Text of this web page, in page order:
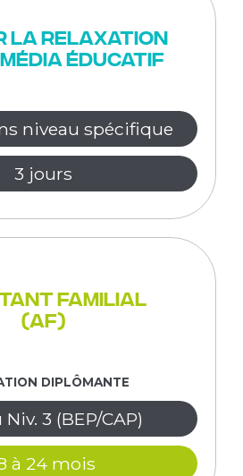
la relaxation
média éducatif
niveau spécifique
3 jours
Familial
(AF)
DIPLÔMANTE
3 (BEP/CAP)
à 24 mois